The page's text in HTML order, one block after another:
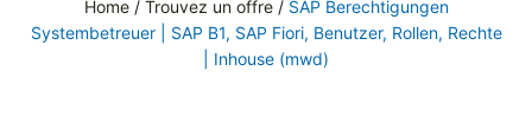
Home/ Trouvez un offre/ SAP Berechtigungen
Systembetreuer | SAP B1, SAP Fiori, Benutzer, Rollen, Rechte
| Inhouse (mwd)